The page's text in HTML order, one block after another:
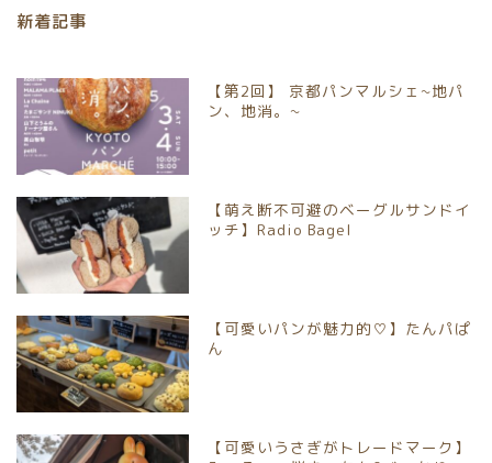
新着記事
【第2回】 京都パンマルシェ~地パ
ン、地消。~
【萌え断不可避のベーグルサンドイ
ッチ】Radio Bagel
【可愛いパンが魅力的♡】たんパぱ
ん
【可愛いうさぎがトレードマーク】
京都市北区
京都市中京区
京都市南区